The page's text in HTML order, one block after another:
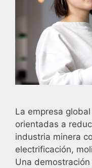
La empresa
orientadas a
industria minera
electrificación,
Una